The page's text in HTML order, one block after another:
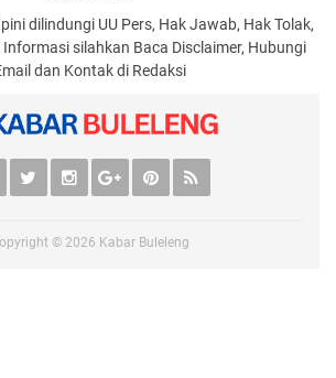
dilindungi UU Pers, Hak Jawab, Hak Tolak,
silahkan Baca Disclaimer, Hubungi
dan Kontak di Redaksi
© 2026 Kabar Buleleng